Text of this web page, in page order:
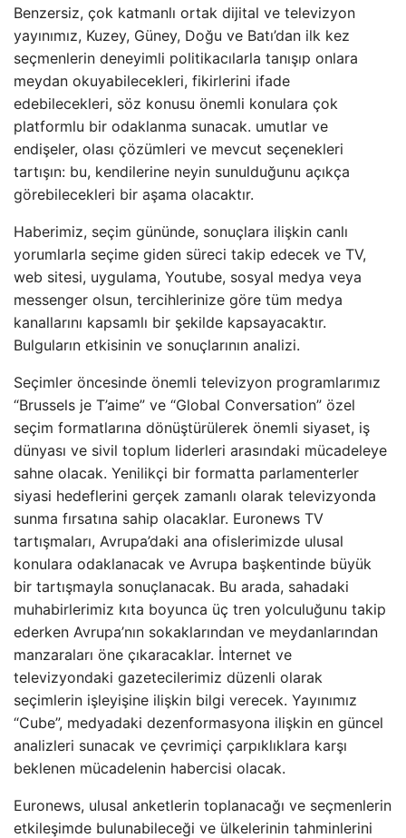
Benzersiz, çok katmanlı ortak dijital ve televizyon
yayınımız, Kuzey, Güney, Doğu ve Batı’dan ilk kez
seçmenlerin deneyimli politikacılarla tanışıp onlara
meydan okuyabilecekleri, fikirlerini ifade
edebilecekleri, söz konusu önemli konulara çok
platformlu bir odaklanma sunacak. umutlar ve
endişeler, olası çözümleri ve mevcut seçenekleri
tartışın: bu, kendilerine neyin sunulduğunu açıkça
görebilecekleri bir aşama olacaktır.
Haberimiz, seçim gününde, sonuçlara ilişkin canlı
yorumlarla seçime giden süreci takip edecek ve TV,
web sitesi, uygulama, Youtube, sosyal medya veya
messenger olsun, tercihlerinize göre tüm medya
kanallarını kapsamlı bir şekilde kapsayacaktır.
Bulguların etkisinin ve sonuçlarının analizi.
Seçimler öncesinde önemli televizyon programlarımız
“Brussels je T’aime” ve “Global Conversation” özel
seçim formatlarına dönüştürülerek önemli siyaset, iş
dünyası ve sivil toplum liderleri arasındaki mücadeleye
sahne olacak. Yenilikçi bir formatta parlamenterler
siyasi hedeflerini gerçek zamanlı olarak televizyonda
sunma fırsatına sahip olacaklar. Euronews TV
tartışmaları, Avrupa’daki ana ofislerimizde ulusal
konulara odaklanacak ve Avrupa başkentinde büyük
bir tartışmayla sonuçlanacak. Bu arada, sahadaki
muhabirlerimiz kıta boyunca üç tren yolculuğunu takip
ederken Avrupa’nın sokaklarından ve meydanlarından
manzaraları öne çıkaracaklar. İnternet ve
televizyondaki gazetecilerimiz düzenli olarak
seçimlerin işleyişine ilişkin bilgi verecek. Yayınımız
“Cube”, medyadaki dezenformasyona ilişkin en güncel
analizleri sunacak ve çevrimiçi çarpıklıklara karşı
beklenen mücadelenin habercisi olacak.
Euronews, ulusal anketlerin toplanacağı ve seçmenlerin
etkileşimde bulunabileceği ve ülkelerinin tahminlerini